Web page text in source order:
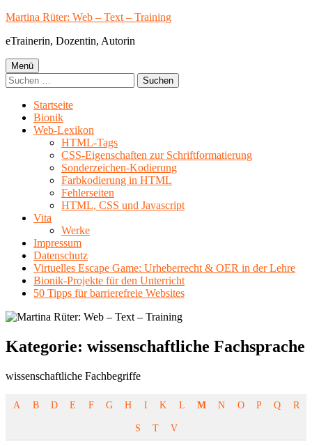
Springe
Inhalt
Martina Rüter: Web – Text – Training
eTrainerin, Dozentin, Autorin
Primäres
Menü
Menü
Suchen
nach:
Startseite
Bionik
Web-Lexikon
HTML-Tags
CSS-Eigenschaften zur Schriftformatierung
Sonderzeichen-Kodierung
Farbkodierung in HTML
Fehlerseiten
HTML, CSS und Javascript
Vita
Werke
Impressum
Datenschutz
Virtuelles Escape Game: Urheberrecht & OER in der Lehre
Bionik-Projekte für den Unterricht
50 Tipps für barrierefreie Websites
Kategorie: wissenschaftliche Fachsprache
wissenschaftliche Fachbegriffe
A B D E F G H I K L M N O P Q R
S T V